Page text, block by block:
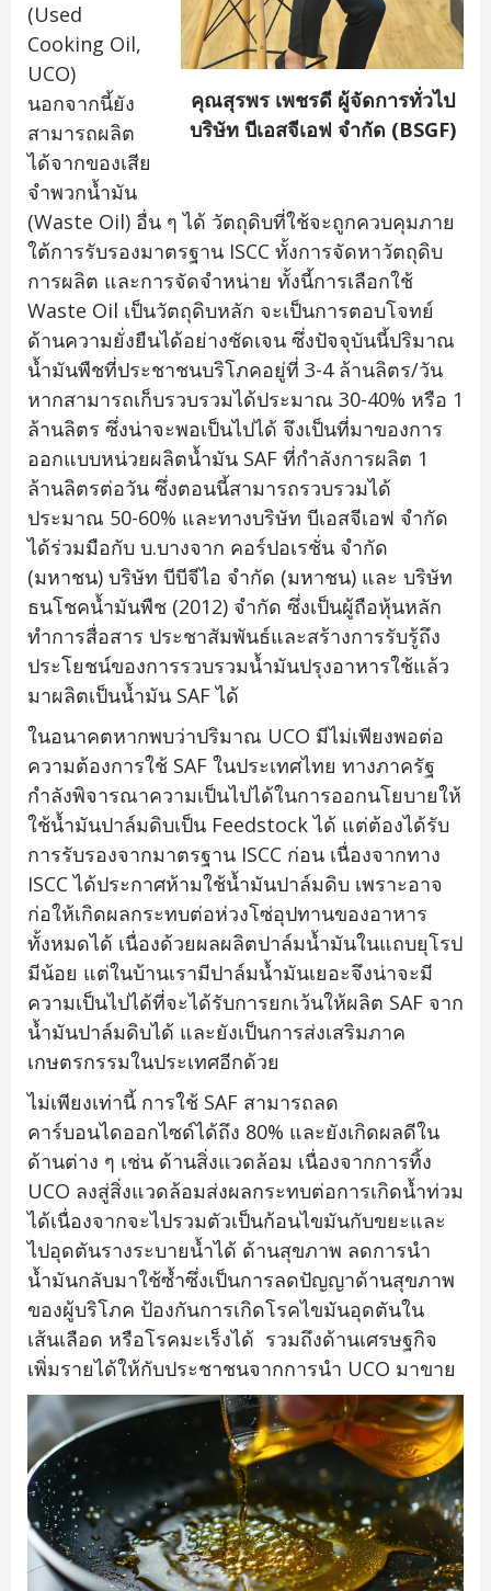
คุณสุรพร เพชรดี ผู้จัดการทั่วไป
บริษัท บีเอสจีเอฟ จำกัด (BSGF)
(Used
Cooking Oil,
UCO)
นอกจากนี้ยัง
สามารถผลิต
ได้จากของเสีย
จำพวกน้ำมัน
(Waste Oil) อื่น ๆ ได้ วัตถุดิบที่ใช้จะถูกควบคุมภาย
ใต้การรับรองมาตรฐาน ISCC ทั้งการจัดหาวัตถุดิบ
การผลิต และการจัดจำหน่าย ทั้งนี้การเลือกใช้
Waste Oil เป็นวัตถุดิบหลัก จะเป็นการตอบโจทย์
ด้านความยั่งยืนได้อย่างชัดเจน ซึ่งปัจจุบันนี้ปริมาณ
น้ำมันพืชที่ประชาชนบริโภคอยู่ที่ 3-4 ล้านลิตร/วัน
หากสามารถเก็บรวบรวมได้ประมาณ 30-40% หรือ 1
ล้านลิตร ซึ่งน่าจะพอเป็นไปได้ จึงเป็นที่มาของการ
ออกแบบหน่วยผลิตน้ำมัน SAF ที่กำลังการผลิต 1
ล้านลิตรต่อวัน ซึ่งตอนนี้สามารถรวบรวมได้
ประมาณ 50-60% และทางบริษัท บีเอสจีเอฟ จำกัด
ได้ร่วมมือกับ บ.บางจาก คอร์ปอเรชั่น จำกัด
(มหาชน) บริษัท บีบีจีไอ จำกัด (มหาชน) และ บริษัท
ธนโชคน้ำมันพืช (2012) จำกัด ซึ่งเป็นผู้ถือหุ้นหลัก
ทำการสื่อสาร ประชาสัมพันธ์และสร้างการรับรู้ถึง
ประโยชน์ของการรวบรวมน้ำมันปรุงอาหารใช้แล้ว
มาผลิตเป็นน้ำมัน SAF ได้
ในอนาคตหากพบว่าปริมาณ UCO มีไม่เพียงพอต่อ
ความต้องการใช้ SAF ในประเทศไทย ทางภาครัฐ
กำลังพิจารณาความเป็นไปได้ในการออกนโยบายให้
ใช้น้ำมันปาล์มดิบเป็น Feedstock ได้ แต่ต้องได้รับ
การรับรองจากมาตรฐาน ISCC ก่อน เนื่องจากทาง
ISCC ได้ประกาศห้ามใช้น้ำมันปาล์มดิบ เพราะอาจ
ก่อให้เกิดผลกระทบต่อห่วงโซ่อุปทานของอาหาร
ทั้งหมดได้ เนื่องด้วยผลผลิตปาล์มน้ำมันในแถบยุโรป
มีน้อย แต่ในบ้านเรามีปาล์มน้ำมันเยอะจึงน่าจะมี
ความเป็นไปได้ที่จะได้รับการยกเว้นให้ผลิต SAF จาก
น้ำมันปาล์มดิบได้ และยังเป็นการส่งเสริมภาค
เกษตรกรรมในประเทศอีกด้วย
ไม่เพียงเท่านี้ การใช้ SAF สามารถลด
คาร์บอนไดออกไซด์ได้ถึง 80% และยังเกิดผลดีใน
ด้านต่าง ๆ เช่น ด้านสิ่งแวดล้อม เนื่องจากการทิ้ง
UCO ลงสู่สิ่งแวดล้อมส่งผลกระทบต่อการเกิดน้ำท่วม
ได้เนื่องจากจะไปรวมตัวเป็นก้อนไขมันกับขยะและ
ไปอุดตันรางระบายน้ำได้ ด้านสุขภาพ ลดการนำ
น้ำมันกลับมาใช้ซ้ำซึ่งเป็นการลดปัญญาด้านสุขภาพ
ของผู้บริโภค ป้องกันการเกิดโรคไขมันอุดตันใน
เส้นเลือด หรือโรคมะเร็งได้ รวมถึงด้านเศรษฐกิจ
เพิ่มรายได้ให้กับประชาชนจากการนำ UCO มาขาย